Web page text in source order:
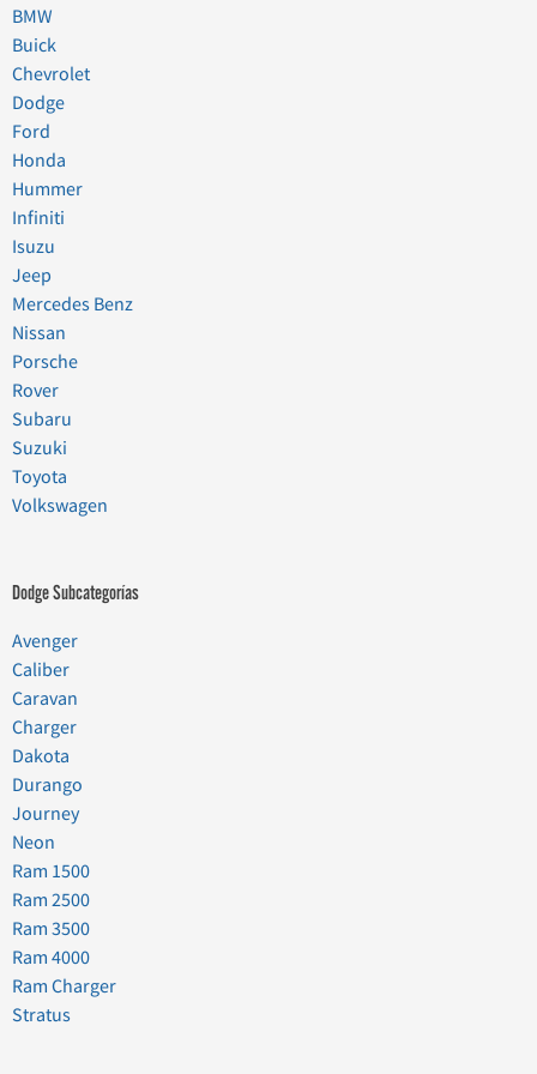
BMW
Buick
Chevrolet
Dodge
Ford
Honda
Hummer
Infiniti
Isuzu
Jeep
Mercedes Benz
Nissan
Porsche
Rover
Subaru
Suzuki
Toyota
Volkswagen
Dodge Subcategorías
Avenger
Caliber
Caravan
Charger
Dakota
Durango
Journey
Neon
Ram 1500
Ram 2500
Ram 3500
Ram 4000
Ram Charger
Stratus